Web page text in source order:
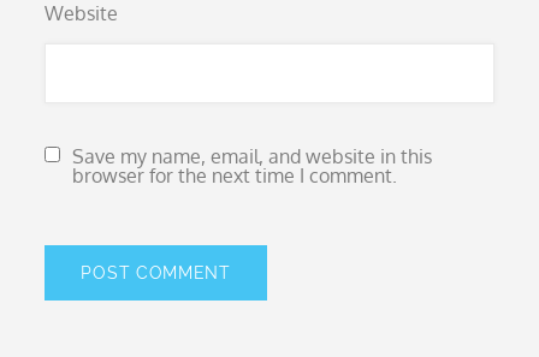
Website
Save my name, email, and website in this
browser for the next time I comment.